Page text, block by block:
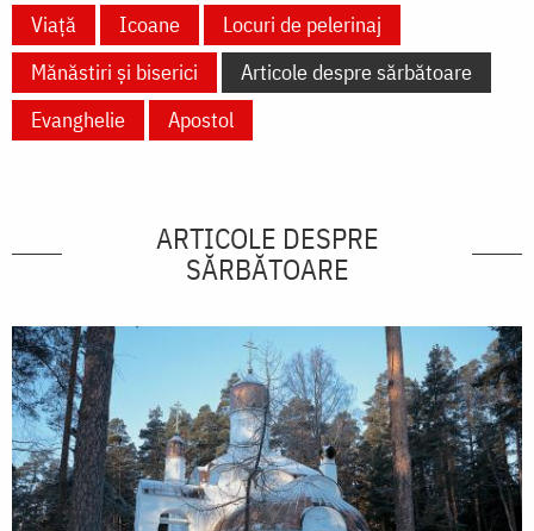
Viață Icoane
Locuri de pelerinaj
Mănăstiri și biserici
Articole despre sărbătoare
Evanghelie
Apostol
ARTICOLE DESPRE
SĂRBĂTOARE